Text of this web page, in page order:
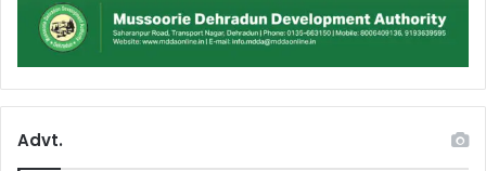
Advt.